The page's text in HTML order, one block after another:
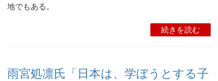
地でもある。
続きを読む
雨宮処凛氏「日本は、学ぼうとする子